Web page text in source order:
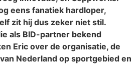
eens fanatiek hardloper,
zit hij dus zeker niet stil.
als BID-partner bekend
Eric over de organisatie, de
Nederland op sportgebied en